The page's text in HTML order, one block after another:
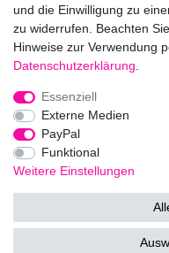
München, Deutschland,
Vertrag
© Copyright
und die Einwilligung zu
zu widerrufen. Beachten
Hinweise zur Verwendung
Daten­schutz­erklärung
Essenziell
Externe Medien
PayPal
Funktional
Weitere Einstellungen